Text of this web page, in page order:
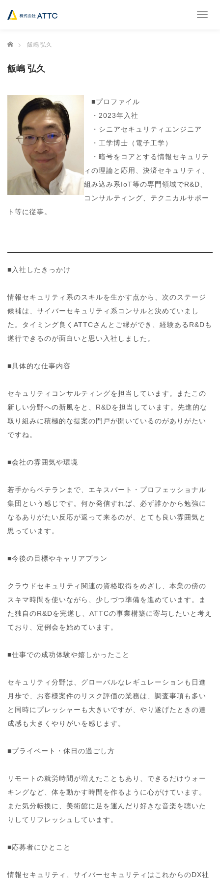
T
o
ホーム 飯嶋 弘久
飯嶋 弘久
■プロファイル
・2023年入社
・シニアセキュリティエンジニア
・工学博士（電子工学）
・暗号をコアとする情報セキュリテ
ィの理論と応用、決済セキュリティ、
組み込み系IoT等の専門領域でR&D、
コンサルティング、テクニカルサポー
ト等に従事。
■入社したきっかけ
情報セキュリティ系のスキルを生かす点から、次のステージ
候補は、サイバーセキュリティ系コンサルと決めていまし
た。タイミング良くATTCさんとご縁ができ、経験あるR&Dも
遂行できるのが面白いと思い入社しました。
■具体的な仕事内容
セキュリティコンサルティングを担当しています。またこの
新しい分野への新風をと、R&Dを担当しています。先進的な
取り組みに積極的な提案の門戸が開いているのがありがたい
ですね。
■会社の雰囲気や環境
若手からベテランまで、エキスパート・プロフェッショナル
集団という感じです。何か発信すれば、必ず誰かから勉強に
なるありがたい反応が返って来るのが、とても良い雰囲気と
思っています。
■今後の目標やキャリアプラン
クラウドセキュリティ関連の資格取得をめざし、本業の傍の
スキマ時間を使いながら、少しづつ準備を進めています。ま
た独自のR&Dを完遂し、ATTCの事業構築に寄与したいと考え
ており、定例会を始めています。
■仕事での成功体験や嬉しかったこと
セキュリティ分野は、グローバルなレギュレーションも日進
月歩で、お客様案件のリスク評価の業務は、調査事項も多い
と同時にプレッシャーも大きいですが、やり遂げたときの達
成感も大きくやりがいを感じます。
■プライベート・休日の過ごし方
リモートの就労時間が増えたこともあり、できるだけウォー
キングなど、体を動かす時間を作るように心がけています。
また気分転換に、美術館に足を運んだり好きな音楽を聴いた
りしてリフレッシュしています。
■応募者にひとこと
情報セキュリティ、サイバーセキュリティはこれからのDX社